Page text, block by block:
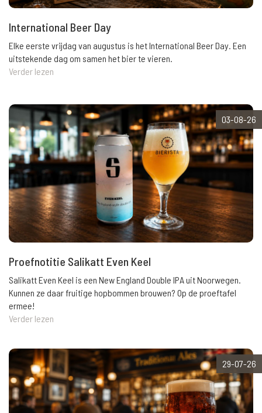
International Beer Day
Elke eerste vrijdag van augustus is het International Beer Day. Een
uitstekende dag om samen het bier te vieren.
Verder lezen
03-08-26
Proefnotitie Salikatt Even Keel
Salikatt Even Keel is een New England Double IPA uit Noorwegen.
Kunnen ze daar fruitige hopbommen brouwen? Op de proeftafel
ermee!
Verder lezen
29-07-26